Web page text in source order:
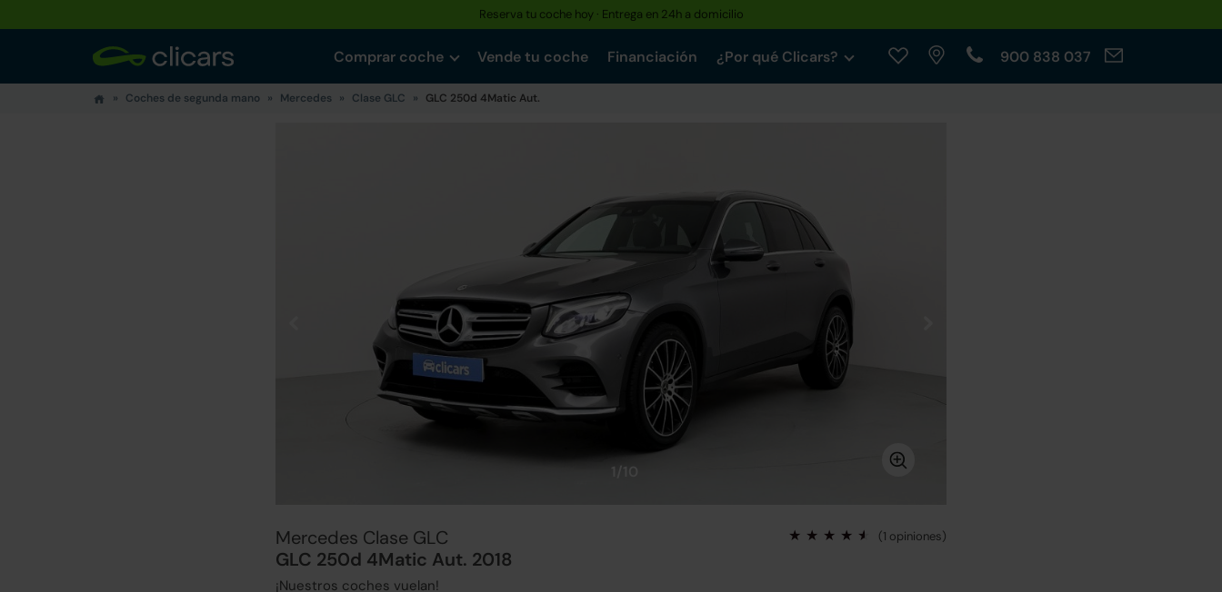
Reserva tu coche hoy · Entrega en 24h a domicilio
Comprar coche Vende tu coche Financiación ¿Por qué Clicars? 900 838 037
Coches de segunda mano Mercedes Clase GLC GLC 250d 4Matic Aut.
1/10
Mercedes Clase GLC
GLC 250d 4Matic Aut. 2018
(1 opiniones)
¡Nuestros coches vuelan!